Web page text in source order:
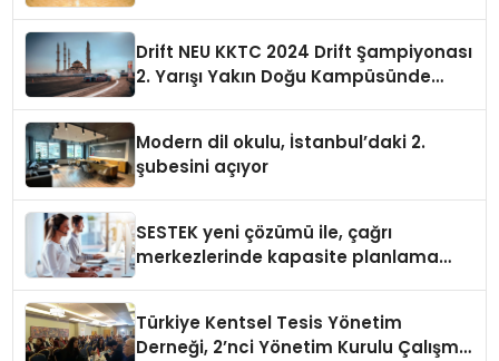
Drift NEU KKTC 2024 Drift Şampiyonası
2. Yarışı Yakın Doğu Kampüsünde
Modern dil okulu, İstanbul’daki 2.
şubesini açıyor
SESTEK yeni çözümü ile, çağrı
merkezlerinde kapasite planlama
Türkiye Kentsel Tesis Yönetim
Derneği, 2’nci Yönetim Kurulu Çalışma